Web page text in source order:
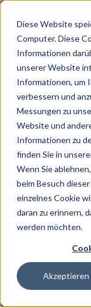
Diese Website
Computer. Diese
Informationen
unserer Website
Informationen, um
verbessern und
Messungen zu
Website und
Informationen zu
finden Sie in
Wenn Sie
beim Besuch
einzelnes Cookie
daran zu erinnern,
werden möchten.
Akzeptieren